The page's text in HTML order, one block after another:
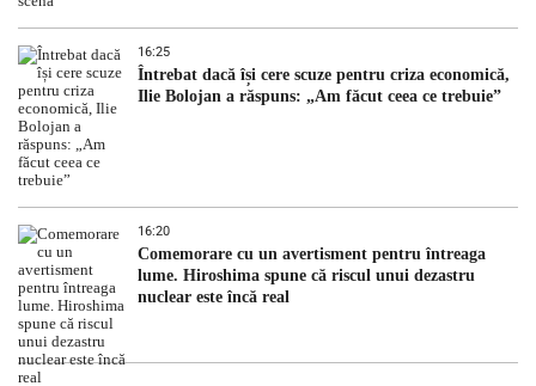
16:25
Întrebat dacă își cere scuze pentru criza economică,
Ilie Bolojan a răspuns: „Am făcut ceea ce trebuie”
16:20
Comemorare cu un avertisment pentru întreaga
lume. Hiroshima spune că riscul unui dezastru
nuclear este încă real